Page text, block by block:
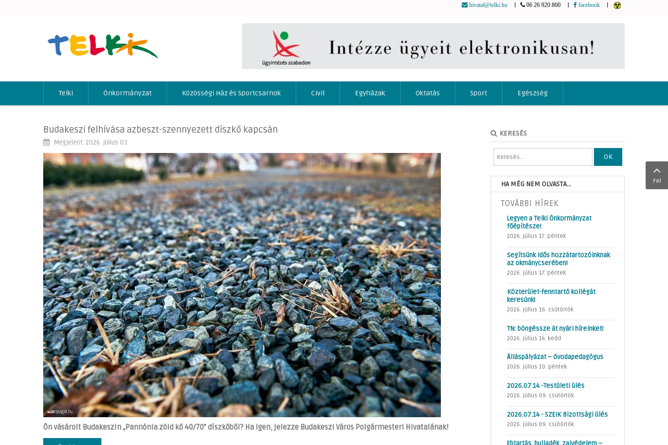
hivatal@telki.hu 06 26 920 800 facebook
Telki Önkormányzat Közösségi Ház és Sportcsarnok Civil Egyházak Oktatás Sport Egészség
Budakeszi felhívása azbeszt-szennyezett díszkő kapcsán
Megjelent: 2026. július 03.
Ön vásárolt Budakeszin „Pannónia zöld kő 40/70” díszkőből? Ha igen, jelezze Budakeszi Város Polgármesteri Hivatalának!
KERESÉS
OK
HA MÉG NEM OLVASTA...
TOVÁBBI HÍREK
Legyen a Telki Önkormányzat
főépítésze!
2026. július 17. péntek
Segítsünk idős hozzátartozóinknak
az okmánycserében!
2026. július 17. péntek
Közterület-fenntartó kollégát
keresünk!
2026. július 16. csütörtök
TN: böngéssze át nyári híreinket!
2026. július 14. kedd
Álláspályázat – óvodapedagógus
2026. július 10. péntek
2026.07.14 -Testületi ülés
2026. július 09. csütörtök
2026.07.14 - SZEIK Bizottsági ülés
2026. július 09. csütörtök
Ebtartás, hulladék, zajvédelem –
Fel